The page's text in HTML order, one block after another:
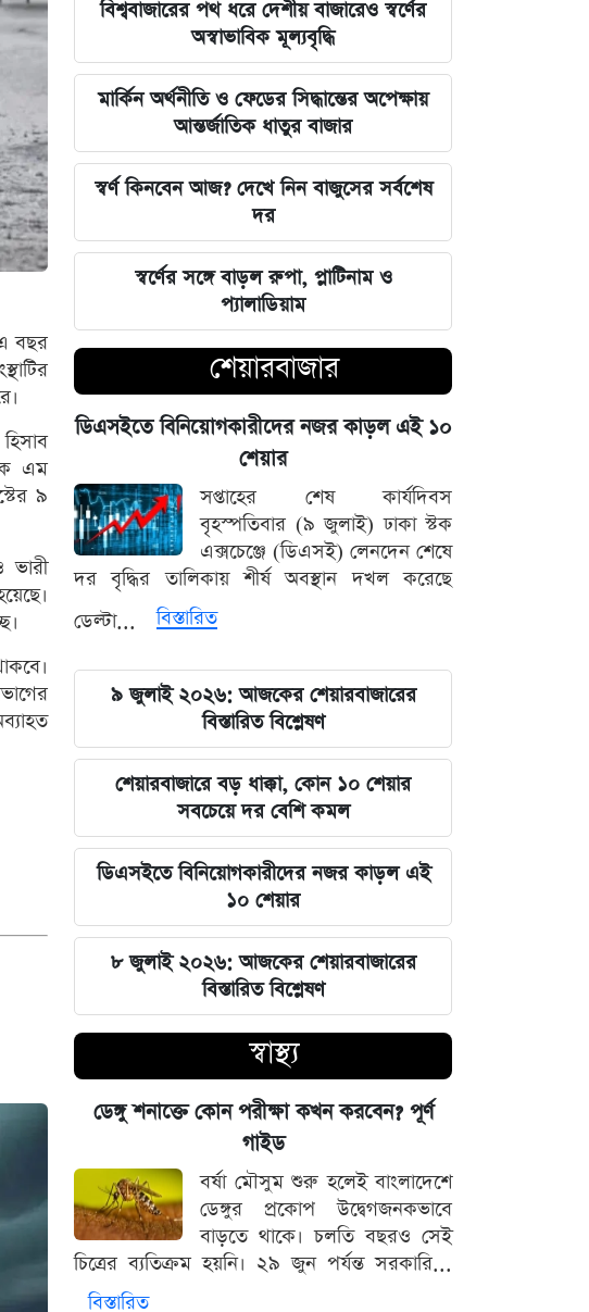
বছর
এম
৯
ভারী
আগামী ৪৮ ঘণ্টার আবহাওয়ার চিত্র: ঝোড়ো
বৃষ্টি নিয়ে সতর্কবার্তা
'মানুষ ভোট দিয়ে এমপি বানিয়েছে,
বিএনপিকে সত্য মেনে নিতে হবে': রুমিন
ফারহানা
৫ আগস্টের ভরদুপুরে দেশত্যাগ: গণভবন
থেকে ভারতের ফ্লাইট পর্যন্ত যা ঘটেছিল
ভারতপ্রেমী হলে দাগি আসামির অপরাধও
চোখ এড়িয়ে যায় দিল্লির: রুহুল কবির
রিজভী
বাংলাদেশ আর কোনো দেশের 'ক্লায়েন্ট স্টেট'
থাকবে না: পররাষ্ট্রমন্ত্রী ড. খলিলুর রহমান
এক ক্লিকেই ফোন-ল্যাপটপের নিয়ন্ত্রণ নিচ্ছে
হ্যাকাররা, পপ-আপ আপডেট নিয়ে কড়া
হুঁশিয়ারি
চাঁদের পৃষ্ঠে ফ্যালকন-৯ রকেটের
অনাকাঙ্ক্ষিত আঘাত
আবু সাঈদের ছবি ছাড়া কোনো ডকুমেন্টারি
হতে পারে না: ভারপ্রাপ্ত রাষ্ট্রপতি হাফিজ
উদ্দিন
জুলাই স্মৃতি জাদুঘর উদ্বোধন করলেন
প্রধানমন্ত্রী তারেক রহমান
মার্কিন ক্ষেপণাস্ত্র মজুত নিয়ে নতুন তথ্য, কী
বলছে সিএনএন
সালমানের অবয়ব পরিবর্তনের আসল কারণ
ও ষাটোর্ধ্বদের ওজন কমানোর সঠিক নিয়ম
৫ আগস্ট বিজয়ের দিন, ভিন্নমত যেন
শত্রুতায় রূপ না নেয়: প্রধানমন্ত্রী তারেক
রহমান
নিজস্ব অর্থায়নে খালের ওপর বাঁশের সাঁকো
বানিয়ে দিলেন ইউপি চেয়ারম্যান পদপ্রার্থী
শেখ আলমগীর
বিশ্ববাজারের পথ ধরে দেশীয় বাজারেও স্বর্ণের
অস্বাভাবিক মূল্যবৃদ্ধি
মার্কিন অর্থনীতি ও ফেডের সিদ্ধান্তের অপেক্ষায়
আন্তর্জাতিক ধাতুর বাজার
স্বর্ণ কিনবেন আজ? দেখে নিন বাজুসের সর্বশেষ
দর
স্বর্ণের সঙ্গে বাড়ল রুপা, প্লাটিনাম ও
প্যালাডিয়াম
শেয়ারবাজার
ডিএসইতে বিনিয়োগকারীদের নজর কাড়ল এই ১০
শেয়ার
সপ্তাহের শেষ কার্যদিবস
বৃহস্পতিবার (৯ জুলাই) ঢাকা স্টক
এক্সচেঞ্জে (ডিএসই) লেনদেন শেষে
দর বৃদ্ধির তালিকায় শীর্ষ অবস্থান দখল করেছে
ডেল্টা...
বিস্তারিত
৯ জুলাই ২০২৬: আজকের শেয়ারবাজারের
বিস্তারিত বিশ্লেষণ
শেয়ারবাজারে বড় ধাক্কা, কোন ১০ শেয়ার
সবচেয়ে দর বেশি কমল
ডিএসইতে বিনিয়োগকারীদের নজর কাড়ল এই
১০ শেয়ার
৮ জুলাই ২০২৬: আজকের শেয়ারবাজারের
বিস্তারিত বিশ্লেষণ
স্বাস্থ্য
ডেঙ্গু শনাক্তে কোন পরীক্ষা কখন করবেন? পূর্ণ
গাইড
বর্ষা মৌসুম শুরু হলেই বাংলাদেশে
ডেঙ্গুর প্রকোপ উদ্বেগজনকভাবে
বাড়তে থাকে। চলতি বছরও সেই
চিত্রের ব্যতিক্রম হয়নি। ২৯ জুন পর্যন্ত সরকারি...
বিস্তারিত